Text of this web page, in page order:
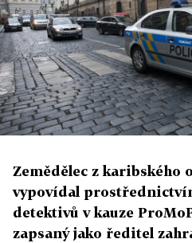
Zemědělec z karibského
vypovídal
detektivů v kauze
zapsaný jako ředitel